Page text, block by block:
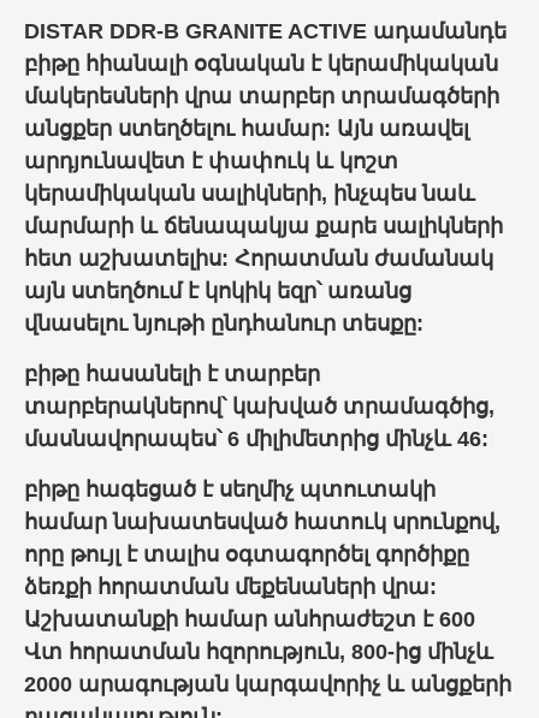
DISTAR DDR-B GRANITE ACTIVE ադամանդե
բիթը հիանալի օգնական է կերամիկական
մակերեսների վրա տարբեր տրամագծերի
անցքեր ստեղծելու համար: Այն առավել
արդյունավետ է փափուկ և կոշտ
կերամիկական սալիկների, ինչպես նաև
մարմարի և ճենապակյա քարե սալիկների
հետ աշխատելիս: Հորատման ժամանակ
այն ստեղծում է կոկիկ եզր՝ առանց
վնասելու նյութի ընդհանուր տեսքը:
բիթը հասանելի է տարբեր
տարբերակներով՝ կախված տրամագծից,
մասնավորապես՝ 6 միլիմետրից մինչև 46:
բիթը հագեցած է սեղմիչ պտուտակի
համար նախատեսված հատուկ սրունքով,
որը թույլ է տալիս օգտագործել գործիքը
ձեռքի հորատման մեքենաների վրա:
Աշխատանքի համար անհրաժեշտ է 600
Վտ հորատման հզորություն, 800-ից մինչև
2000 արագության կարգավորիչ և անցքերի